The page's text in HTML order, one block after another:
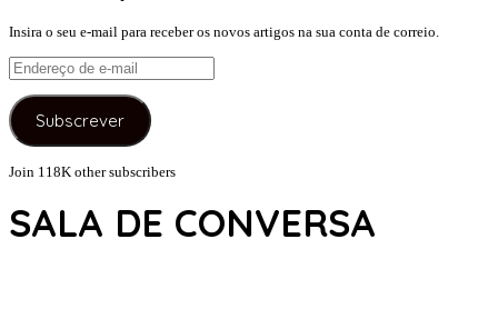
Insira o seu e-mail para receber os novos artigos na sua conta de correio.
Endereço
de
e-
mail
Subscrever
Join 118K other subscribers
SALA DE CONVERSA